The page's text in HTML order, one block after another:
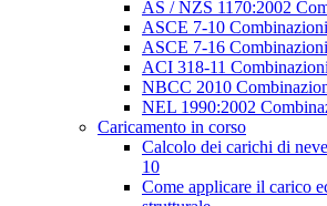
AS / NZS 1170:2002
ASCE 7-10
ASCE 7-16
ACI 318-11
NBCC 2010
NEL 1990:2002
Caricamento in corso
Calcolo dei carichi di
10
Come applicare il carico